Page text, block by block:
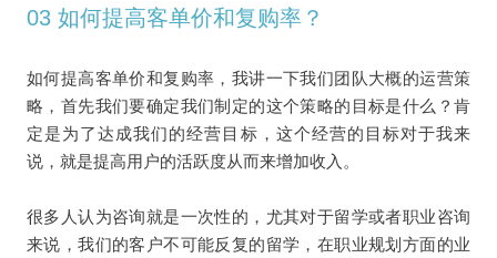
03 如何提高客单价和复购率？
如何提高客单价和复购率，我讲一下我们团队大概的运营策
略，首先我们要确定我们制定的这个策略的目标是什么？肯
定是为了达成我们的经营目标，这个经营的目标对于我来
说，就是提高用户的活跃度从而来增加收入。
很多人认为咨询就是一次性的，尤其对于留学或者职业咨询
来说，我们的客户不可能反复的留学，在职业规划方面的业